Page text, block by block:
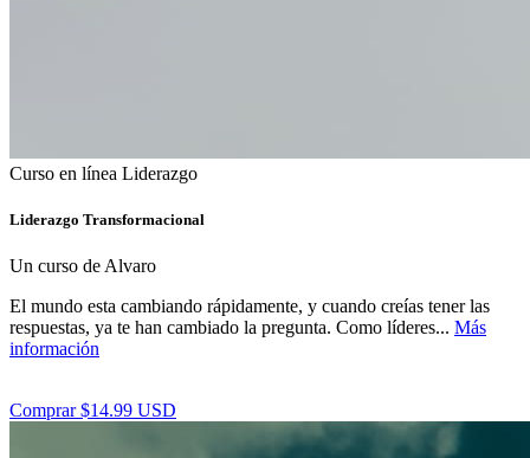
Curso en línea Liderazgo
Liderazgo Transformacional
Un curso de Alvaro
El mundo esta cambiando rápidamente, y cuando creías tener las
respuestas, ya te han cambiado la pregunta. Como líderes... Más
información
Comprar $14.99 USD